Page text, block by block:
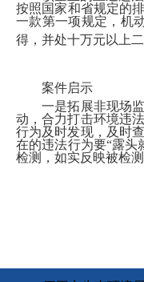
按照国家和省规定的
一款第一项规定，机
得，并处十万元以上
案件启示
一是拓展非现场监
动，合力打击环境违
行为及时发现，及时
在的违法行为要“露头
检测，如实反映被检